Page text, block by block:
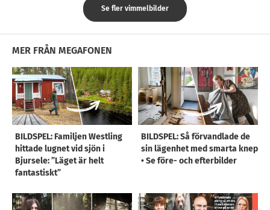
Se fler vimmelbilder
MER FRÅN MEGAFONEN
BILDSPEL: Familjen Westling
hittade lugnet vid sjön i
Bjursele: ”Läget är helt
fantastiskt”
BILDSPEL: Så förvandlade de
sin lägenhet med smarta knep
• Se före- och efterbilder